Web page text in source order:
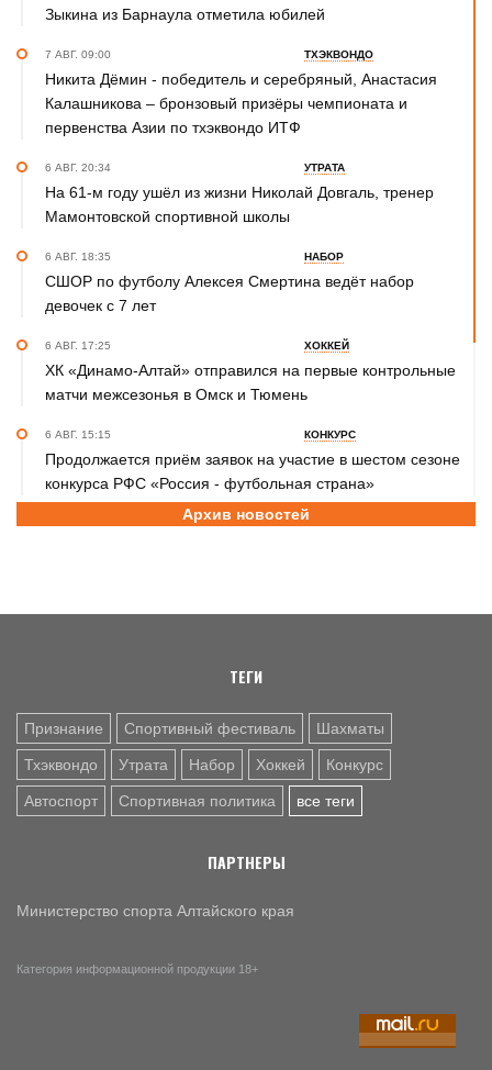
Зыкина из Барнаула отметила юбилей
7 АВГ. 09:00 ТХЭКВОНДО
Никита Дёмин - победитель и серебряный, Анастасия
Калашникова – бронзовый призёры чемпионата и
первенства Азии по тхэквондо ИТФ
6 АВГ. 20:34 УТРАТА
На 61-м году ушёл из жизни Николай Довгаль, тренер
Мамонтовской спортивной школы
6 АВГ. 18:35 НАБОР
СШОР по футболу Алексея Смертина ведёт набор
девочек с 7 лет
6 АВГ. 17:25 ХОККЕЙ
ХК «Динамо-Алтай» отправился на первые контрольные
матчи межсезонья в Омск и Тюмень
6 АВГ. 15:15 КОНКУРС
Продолжается приём заявок на участие в шестом сезоне
конкурса РФС «Россия - футбольная страна»
СПОРТИВНАЯ ПОЛИТИКА
6 АВГ. 12:55 ГРЕБЛЯ НА БАЙДАРКАХ И КАНОЭ
Архив новостей
ТЕГИ
Признание Спортивный фестиваль Шахматы
Тхэквондо Утрата Набор Хоккей Конкурс
Автоспорт Спортивная политика все теги
ПАРТНЕРЫ
Министерство спорта Алтайского края
Категория информационной продукции 18+